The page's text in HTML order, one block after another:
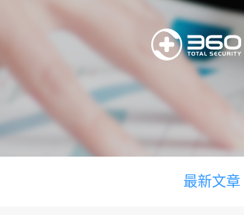
最新文章